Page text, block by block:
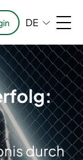
DE
durch